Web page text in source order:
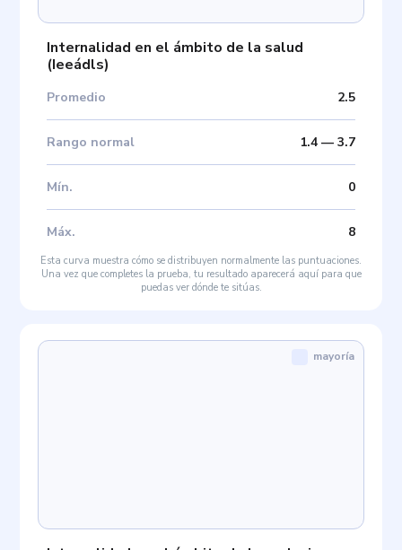
Internalidad en el ámbito de la salud
(Ieeádls)
Promedio 2.5
Rango normal 1.4— 3.7
Mín. 0
Máx. 8
Esta curva muestra cómo se distribuyen normalmente las puntuaciones.
Una vez que completes la prueba, tu resultado aparecerá aquí para que
puedas ver dónde te sitúas.
mayoría